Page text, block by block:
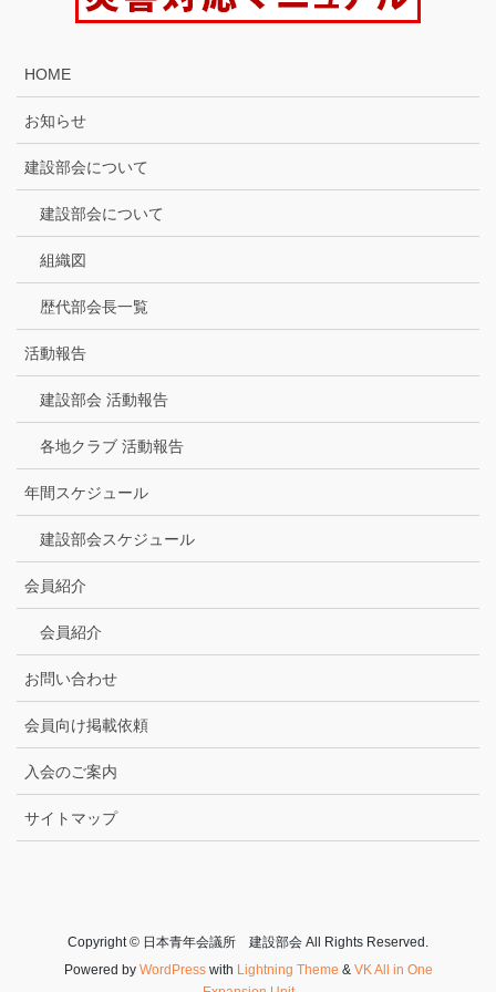
HOME
お知らせ
建設部会について
建設部会について
組織図
歴代部会長一覧
活動報告
建設部会 活動報告
各地クラブ 活動報告
年間スケジュール
建設部会スケジュール
会員紹介
会員紹介
お問い合わせ
会員向け掲載依頼
入会のご案内
サイトマップ
Copyright © 日本青年会議所 建設部会 All Rights Reserved.
Powered by WordPresswith Lightning Theme & VK All in One